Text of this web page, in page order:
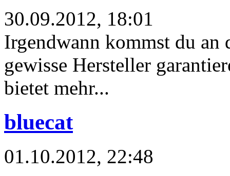
30.09.2012, 18:01
Irgendwann kommst du an
gewisse Hersteller
bietet mehr...
bluecat
01.10.2012, 22:48